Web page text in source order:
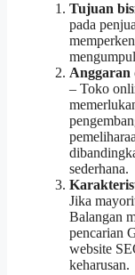
Tujuan
pada
Anggaran
– Toko
sederhana.
Jika
Balangan
pencarian
website
keharusan.